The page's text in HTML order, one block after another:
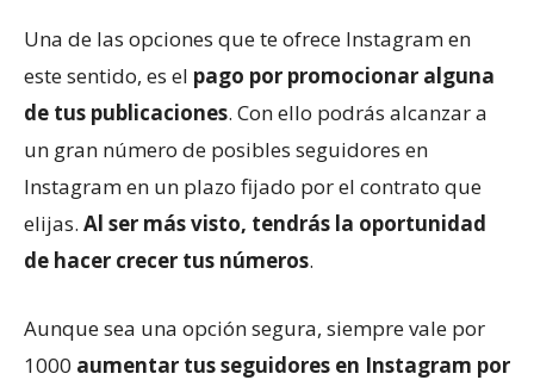
Una de las opciones que te ofrece Instagram en
este sentido, es el pago por promocionar alguna
de tus publicaciones. Con ello podrás alcanzar a
un gran número de posibles seguidores en
Instagram en un plazo fijado por el contrato que
elijas. Al ser más visto, tendrás la oportunidad
de hacer crecer tus números.
Aunque sea una opción segura, siempre vale por
1000 aumentar tus seguidores en Instagram por